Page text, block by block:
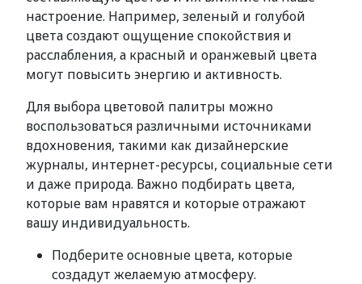
настроение. Например, зеленый и голубой
цвета создают ощущение спокойствия и
расслабления, а красный и оранжевый цвета
могут повысить энергию и активность.
Для выбора цветовой палитры можно
воспользоваться различными источниками
вдохновения, такими как дизайнерские
журналы, интернет-ресурсы, социальные сети
и даже природа. Важно подбирать цвета,
которые вам нравятся и которые отражают
вашу индивидуальность.
Подберите основные цвета, которые
создадут желаемую атмосферу.